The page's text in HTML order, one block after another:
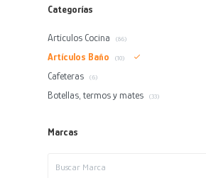
Categorías
Artículos Cocina (86)
Artículos Baño (10)
Cafeteras (6)
Botellas, termos y mates (33)
Marcas